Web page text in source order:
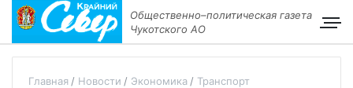
Общественно–политическая газета
Чукотского АО
Главная Новости Экономика
Транспорт